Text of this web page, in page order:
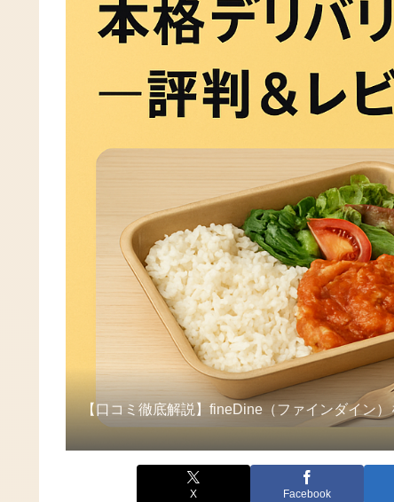
【口コミ徹底解説】fineDine（ファインダイン
X Facebook